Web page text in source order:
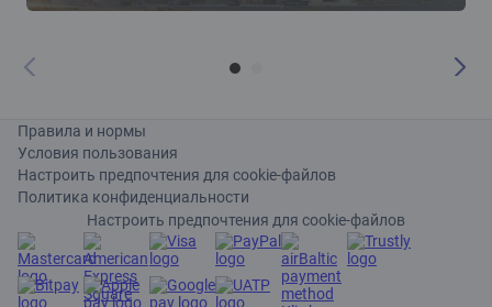
Правила и нормы
Условия пользования
Настроить предпочтения для cookie-файлов
Политика конфиденциальности
Настроить предпочтения для cookie-файлов